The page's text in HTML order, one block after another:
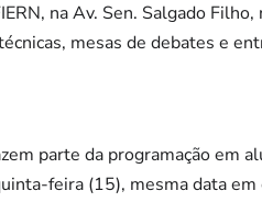
na Av. Sen. Salgado
mesas de debates e
parte da programação em
feira (15), mesma data